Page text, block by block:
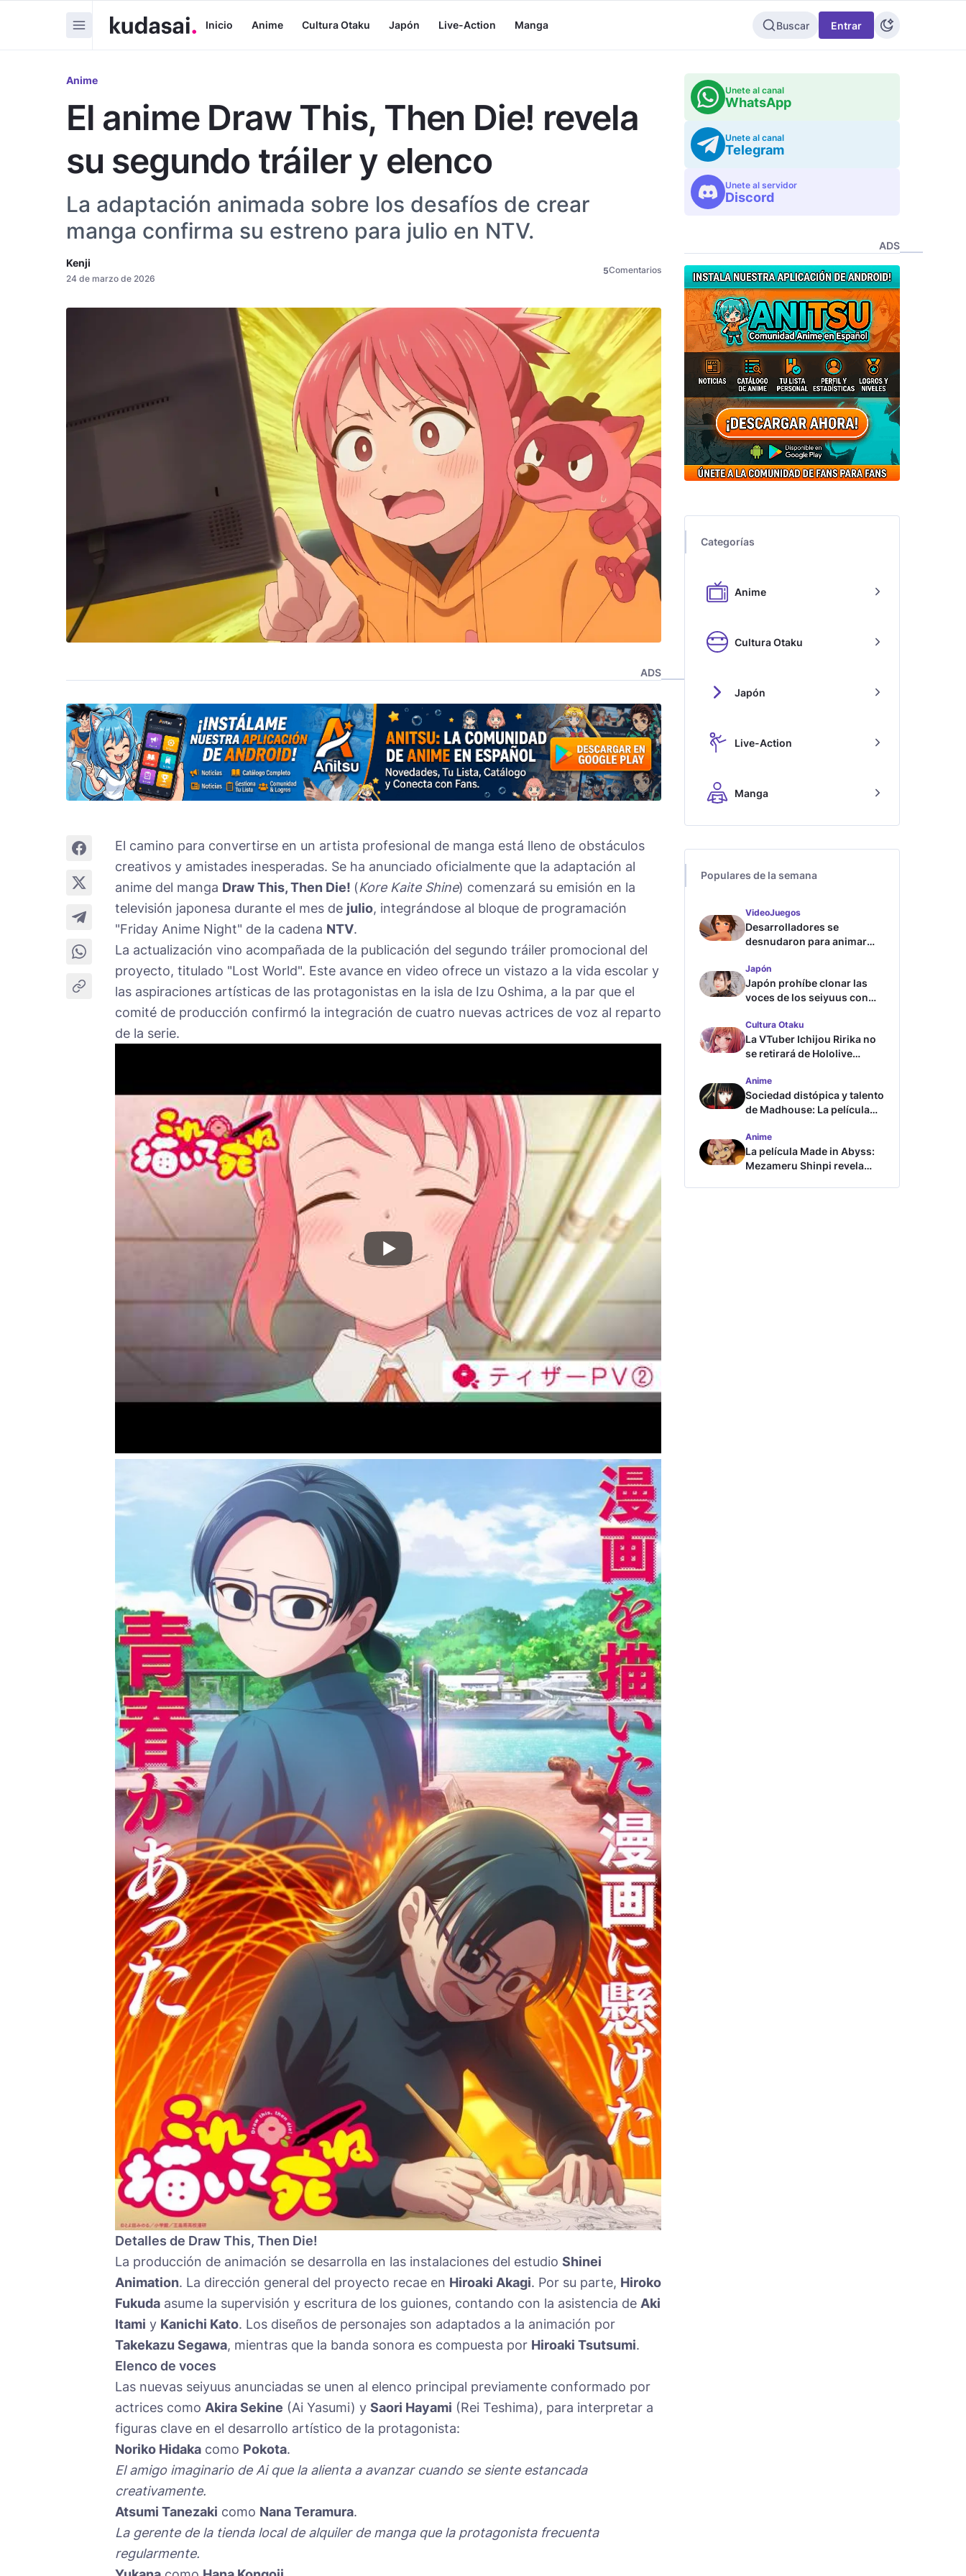
Inicio Anime Cultura Otaku Japón Live-Action Manga Buscar Entrar
Anime
El anime Draw This, Then Die! revela
su segundo tráiler y elenco
La adaptación animada sobre los desafíos de crear
manga confirma su estreno para julio en NTV.
Kenji
24 de marzo de 2026
5Comentarios
ADS
El camino para convertirse en un artista profesional de manga está lleno de obstáculos
creativos y amistades inesperadas. Se ha anunciado oficialmente que la adaptación al
anime del manga Draw This, Then Die! (Kore Kaite Shine) comenzará su emisión en la
televisión japonesa durante el mes de julio, integrándose al bloque de programación
"Friday Anime Night" de la cadena NTV.
La actualización vino acompañada de la publicación del segundo tráiler promocional del
proyecto, titulado "Lost World". Este avance en video ofrece un vistazo a la vida escolar y
las aspiraciones artísticas de las protagonistas en la isla de Izu Oshima, a la par que el
comité de producción confirmó la integración de cuatro nuevas actrices de voz al reparto
de la serie.
Detalles de Draw This, Then Die!
La producción de animación se desarrolla en las instalaciones del estudio Shinei
Animation. La dirección general del proyecto recae en Hiroaki Akagi. Por su parte, Hiroko
Fukuda asume la supervisión y escritura de los guiones, contando con la asistencia de Aki
Itami y Kanichi Kato. Los diseños de personajes son adaptados a la animación por
Takekazu Segawa, mientras que la banda sonora es compuesta por Hiroaki Tsutsumi.
Elenco de voces
Las nuevas seiyuus anunciadas se unen al elenco principal previamente conformado por
actrices como Akira Sekine (Ai Yasumi) y Saori Hayami (Rei Teshima), para interpretar a
figuras clave en el desarrollo artístico de la protagonista:
Noriko Hidaka como Pokota.
El amigo imaginario de Ai que la alienta a avanzar cuando se siente estancada
creativamente.
Atsumi Tanezaki como Nana Teramura.
La gerente de la tienda local de alquiler de manga que la protagonista frecuenta
regularmente.
Unete al canal
WhatsApp
Unete al canal
Telegram
Unete al servidor
Discord
ADS
Categorías
Anime
Cultura Otaku
Japón
Live-Action
Manga
Populares de la semana
VideoJuegos
Desarrolladores se
desnudaron para animar
Japón
Japón prohíbe clonar las
voces de los seiyuus con
Cultura Otaku
La VTuber Ichijou Ririka no
se retirará de Hololive
Anime
Sociedad distópica y talento
de Madhouse: La película
tráiler
Anime
La película Made in Abyss:
Mezameru Shinpi revela